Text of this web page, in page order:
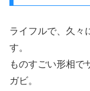
ライフルで、久々
す。
ものすごい形相で
ガビ。